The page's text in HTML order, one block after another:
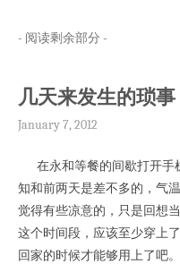
- 阅读剩余部分 -
几天来发生的琐事
January 7, 2012
在永和等餐的间歇打开手
知和前两天是差不多的，气
觉得有些凉意的，只是回想
这个时间段，应该至少穿上
回家的时候才能够用上了吧。